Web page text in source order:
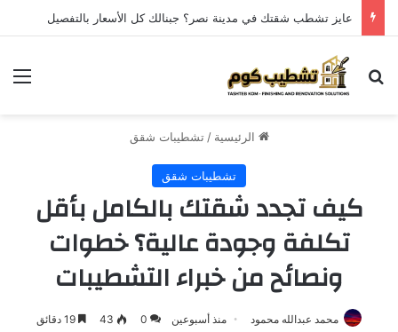
عايز تشطب شقتك في مدينة نصر؟ جبنالك كل الأسعار بالتفصيل
الرئيسية / تشطيبات شقق
تشطيبات شقق
كيف تجدد شقتك بالكامل بأقل
تكلفة وجودة عالية؟ خطوات
ونصائح من خبراء التشطيبات
محمد عبدالله محمود منذ أسبوعين 0
43